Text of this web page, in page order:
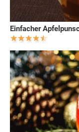
Einfacher